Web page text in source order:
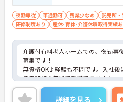
夜勤専従 車通勤可 残業少なめ 託児所・
研修制度あり
産休･育休･介護休暇取得実績あ
介護付有料老人ホームでの、夜勤専
募集です！
無資格OK♪経験も不問です。入社後
任者研修を無料で受講できます☆
残業は月10時間程度と少なめです◎
ご興味のある方には、面接対策ポイ
詳細を見る